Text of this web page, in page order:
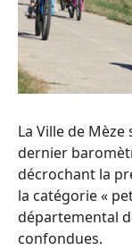
La Ville de
dernier
décrochant la
la catégorie «
départemental
confondues.